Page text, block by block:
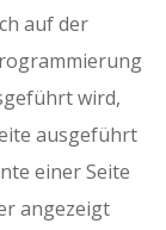
auf der
wird,
ausgeführt
einer Seite
angezeigt